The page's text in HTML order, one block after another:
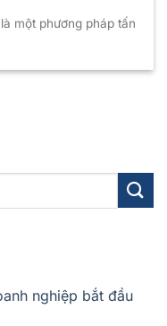
một phương pháp tấn
nghiệp bắt đầu